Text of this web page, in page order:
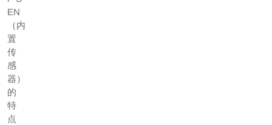
EN
（内
置
传
感
器）
的
特
点